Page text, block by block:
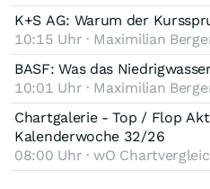
K+S AG: Warum der
10:15 Uhr · Maximilian
BASF: Was das
10:01 Uhr · Maximilian
Chartgalerie - Top / Flop
Kalenderwoche 32/26
08:00 Uhr · wO